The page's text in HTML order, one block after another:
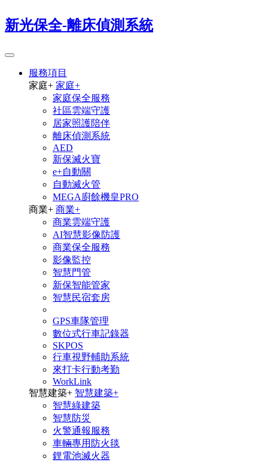
新光保全-離床偵測系統
服務項目
家庭+ 家庭+
家庭保全服務
社區雲端守護
居家照護陪伴
離床偵測系統
AED
新保滅火寶
e+自動關
自動滅火管
MEGA廚餘機皇PRO
商業+ 商業+
商業雲端守護
AI智慧影像防護
商業保全服務
影像監控
智慧門管
新保智能管家
智慧民宿套房
GPS車隊管理
數位式行車記錄器
SKPOS
行車視野輔助系統
來打卡行動考勤
WorkLink
智慧建築+ 智慧建築+
智慧綠建築
智慧防災
火警通報服務
車輛專用防火毯
鋰電池滅火器